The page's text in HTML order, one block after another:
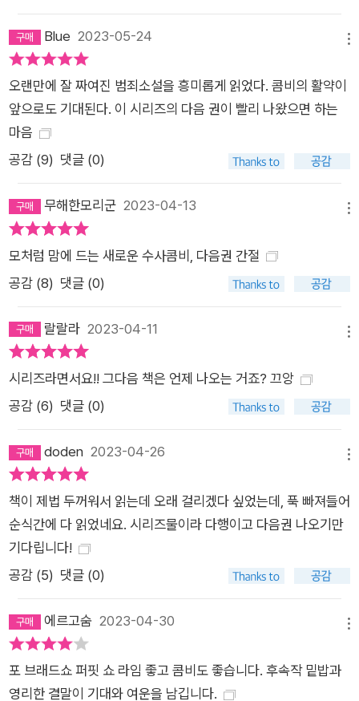
시리즈라고 불러도 될 만큼 작가가 두 캐릭터에 쏟은 애정이 상당
하다. 작품의 배경이 되는 영국의 컴브리아는 저자가 나고 자란
곳으로, 워싱턴 포는 실제 작가의 여러 면모가 반영되었다. 작가
는 16년간 보호관찰관으로 일하며 경찰과 사회복지 분야를 두루
경험했으며 동시에 포와 마찬가지로 어린 나이에 군에서 일했고,
역시 포와 똑같은 강아지 스프링어 스패니얼과 함께 살고 있다.
특히 천재 데이터 분석가 ‘틸리 브래드쇼’ 캐릭터는 이 작품에 각
생을 알린다. 마치 시리즈 〈밀레니엄〉의 리스베트를 떠올리게 하
는 틸리는 아이큐가 200에 가까운 천재이지만 생각나는 대로 내
체득하지 못한 인물이다. 하지만 작고 마른 체격에 숨겨진 대담한
배짱과 적어도 통계 분석에서만큼은 끔찍할 정도로 집요한 성격
틸리에게 흠뻑 빠져들 것이다.
Blue 2023-05-24
오랜만에 잘 짜여진 범죄소설을 흥미롭게 읽었다. 콤비의 활약이
앞으로도 기대된다. 이 시리즈의 다음 권이 빨리 나왔으면 하는
마음
공감 (9) 댓글 (0)
무해한모리군 2023-04-13
모처럼 맘에 드는 새로운 수사콤비, 다음권 간절
공감 (8) 댓글 (0)
랄랄라 2023-04-11
시리즈라면서요!! 그다음 책은 언제 나오는 거죠? 끄앙
공감 (6) 댓글 (0)
doden 2023-04-26
책이 제법 두꺼워서 읽는데 오래 걸리겠다 싶었는데, 푹 빠져들어
순식간에 다 읽었네요. 시리즈물이라 다행이고 다음권 나오기만
기다립니다!
공감 (5) 댓글 (0)
에르고숨 2023-04-30
포 브래드쇼 퍼핏 쇼 라임 좋고 콤비도 좋습니다. 후속작 밑밥과
영리한 결말이 기대와 여운을 남깁니다.